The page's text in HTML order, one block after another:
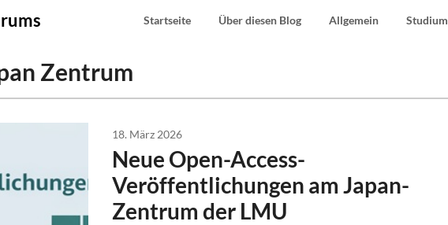
Startseite Über diesen Blog Allgemein Studium
Zentrum
18. März 2026
Neue Open-Access-
Veröffentlichungen am Japan-
Zentrum der LMU